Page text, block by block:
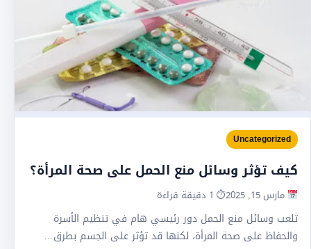
Uncategorized
كيف تؤثر وسائل منع الحمل على صحة المرأة؟
مارس 15, 2025 ⏱ 1 دقيقة قراءة
تلعب وسائل منع الحمل دور رئيسي هام في تنظيم الأسرة
والحفاظ على صحة المرأة، لكنها قد تؤثر على الجسم بطرق…